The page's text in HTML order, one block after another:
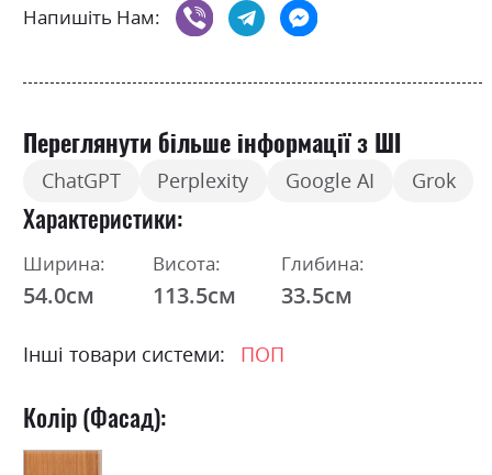
Напишіть Нам:
Переглянути більше інформації з ШІ
ChatGPT Perplexity Google AI Grok
Характеристики
Ширина:
54.0см
Висота:
113.5см
Глибина:
33.5см
Інші товари системи: ПОП
Колір (Фасад):